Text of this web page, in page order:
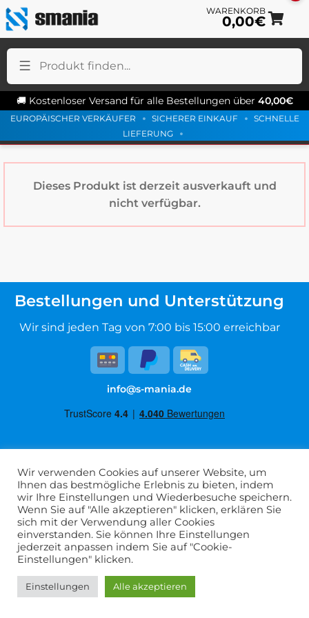
🚚 Kostenloser Versand für alle Bestellungen über 40,00€
EUROPÄISCHER VERKÄUFER SICHERER EINKAUF
SCHNELLE
LIEFERUNG
0,00€
Dieses Produkt ist derzeit ausverkauft und
nicht verfügbar.
Bestellungen und Unterstützung
Wir sind jeden Tag von 7:00 bis 15:00 erreichbar
info@s-mania.de
Allgemeine Geschäftsbedingungen
Datenschutzerklärung
Häufig gestellte Fragen
Impressum
Kontakt
Widerrufsbelehrung
Wholesale
DFVU d.o.o.
Wir verwenden Cookies auf unserer Website, um
Ihnen das bestmögliche Erlebnis zu bieten, indem
wir Ihre Einstellungen und Wiederbesuche speichern.
Wenn Sie auf "Alle akzeptieren" klicken, erklären Sie
sich mit der Verwendung aller Cookies
einverstanden. Sie können Ihre Einstellungen
jederzeit anpassen indem Sie auf "Cookie-
Einstellungen" klicken.
Einstellungen Alle akzeptieren